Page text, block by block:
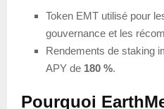
Token EMT utilisé pour
gouvernance et les
Rendements de staking
APY de 180 %.
Pourquoi